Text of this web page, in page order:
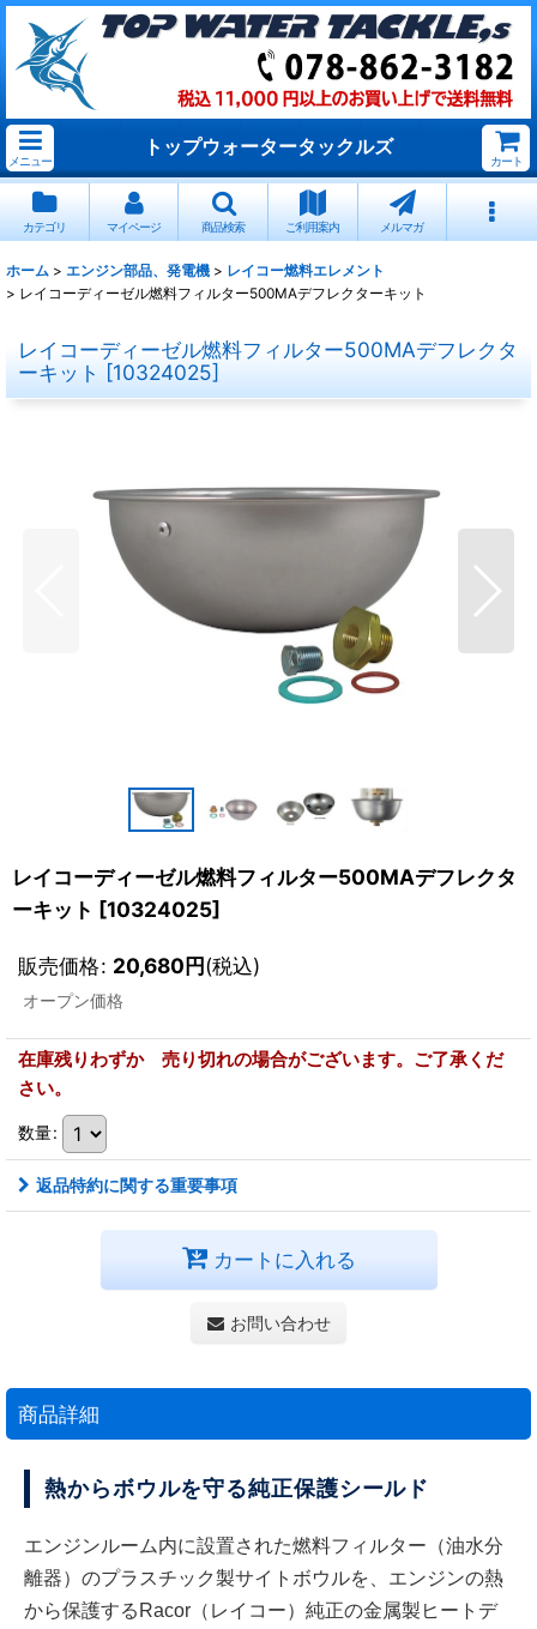
メニュー
トップウォータータックルズ
カート
カテゴリ マイページ 商品検索 ご利用案内 メルマガ
ホーム > エンジン部品、発電機 > レイコー燃料エレメント
> レイコーディーゼル燃料フィルター500MAデフレクターキット
レイコーディーゼル燃料フィルター500MAデフレクタ
ーキット [10324025]
レイコーディーゼル燃料フィルター500MAデフレクタ
ーキット [10324025]
販売価格: 20,680円(税込)
オープン価格
在庫残りわずか 売り切れの場合がございます。ご了承くだ
さい。
数量:
返品特約に関する重要事項
カートに入れる
お問い合わせ
商品詳細
熱からボウルを守る純正保護シールド
エンジンルーム内に設置された燃料フィルター（油水分
離器）のプラスチック製サイトボウルを、エンジンの熱
から保護するRacor（レイコー）純正の金属製ヒートデ